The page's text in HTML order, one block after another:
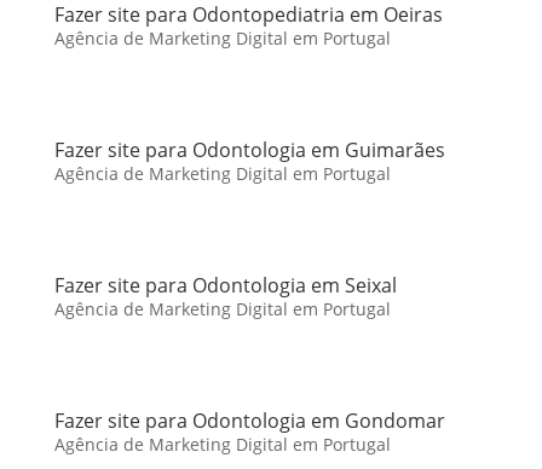
Fazer site para Odontopediatria em Oeiras
Agência de Marketing Digital em Portugal
Fazer site para Odontologia em Guimarães
Agência de Marketing Digital em Portugal
Fazer site para Odontologia em Seixal
Agência de Marketing Digital em Portugal
Fazer site para Odontologia em Gondomar
Agência de Marketing Digital em Portugal